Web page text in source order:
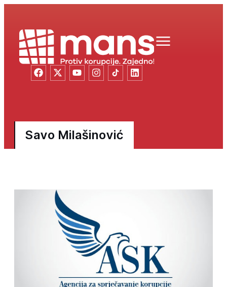
Savo Milašinović